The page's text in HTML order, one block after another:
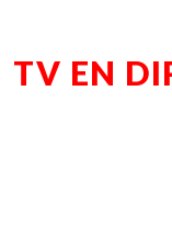
TV EN